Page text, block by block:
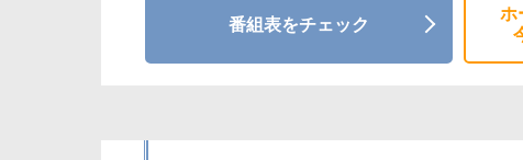
番組表をチェック
ホ